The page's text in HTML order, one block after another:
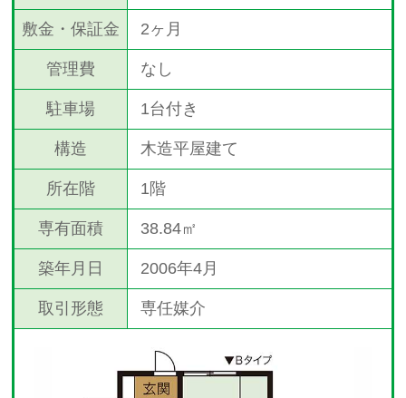
敷金・保証金
管理費
駐車場
2ヶ月
なし
1台付き
構造
所在階
専有面積
築年月日
取引形態
木造平屋建て
1階
38.84㎡
2006年4月
専任媒介